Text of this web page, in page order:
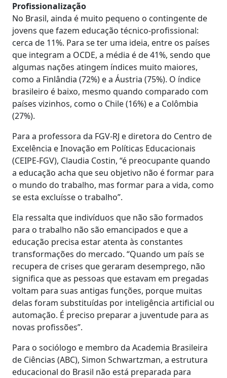
Profissionalização
No Brasil, ainda é muito pequeno o contingente de
jovens que fazem educação técnico-profissional:
cerca de 11%. Para se ter uma ideia, entre os países
que integram a OCDE, a média é de 41%, sendo que
algumas nações atingem índices muito maiores,
como a Finlândia (72%) e a Áustria (75%). O índice
brasileiro é baixo, mesmo quando comparado com
países vizinhos, como o Chile (16%) e a Colômbia
(27%).
Para a professora da FGV-RJ e diretora do Centro de
Excelência e Inovação em Políticas Educacionais
(CEIPE-FGV), Claudia Costin, “é preocupante quando
a educação acha que seu objetivo não é formar para
o mundo do trabalho, mas formar para a vida, como
se esta excluísse o trabalho”.
Ela ressalta que indivíduos que não são formados
para o trabalho não são emancipados e que a
educação precisa estar atenta às constantes
transformações do mercado. “Quando um país se
recupera de crises que geraram desemprego, não
significa que as pessoas que estavam em pregadas
voltam para suas antigas funções, porque muitas
delas foram substituídas por inteligência artificial ou
automação. É preciso preparar a juventude para as
novas profissões”.
Para o sociólogo e membro da Academia Brasileira
de Ciências (ABC), Simon Schwartzman, a estrutura
educacional do Brasil não está preparada para